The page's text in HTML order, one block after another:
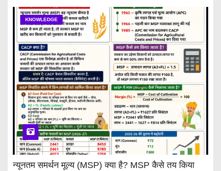
KNOWLEDGE
न्यूनतम समर्थन मूल्य (MSP) क्या है? MSP कैसे तय किया